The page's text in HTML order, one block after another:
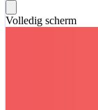
Volledig scherm